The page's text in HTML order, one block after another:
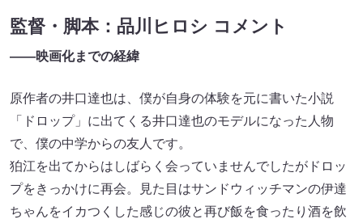
監督・脚本：品川ヒロシ コメント
――映画化までの経緯
原作者の井口達也は、僕が自身の体験を元に書いた小説
「ドロップ」に出てくる井口達也のモデルになった人物
で、僕の中学からの友人です。
狛江を出てからはしばらく会っていませんでしたがドロッ
プをきっかけに再会。見た目はサンドウィッチマンの伊達
ちゃんをイカつくした感じの彼と再び飯を食ったり酒を飲